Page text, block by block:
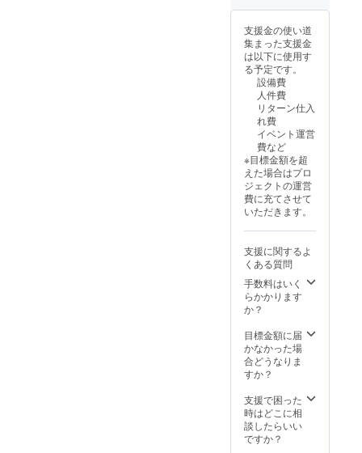
なりま
すの
で、提
供時期
は配布
物の場
合とし
ており
ます）
【お名
前掲載
の詳
細】 ・
掲載期
間：収
録媒体
が存続
する限
りス
タッフ
ロール
に掲載
されま
法：お
名前の
文字の
フロー
ルに横2
列・普
通サイ
場版・
Ⅰ」
追加ス
タッフ
ロール
にお名
前掲載
・実録
ゲーム
「ファ
イナル
リクエ
スト
ワール
ドツ
アー大
阪編」
にモブ
キャラ
として
登場！
（お
名前も
（当日
イベン
トにご
ない場
合に
も、
「ファ
特製CD
（群
馬県か
ら来た
少女
特別体
験版
収録予
定）
（主題
歌
「勇者
ふたた
び」
別テイ
ク版収
録予
定） ・
イナル
リクエ
スト劇
場版・
タッフ
ロール
にお名
ゲーム
「ファ
イナル
リクエ
「ファ
リクエ
スト
ワール
ドツ
アー大
阪編」
Web配
録ゲー
ム
「ファ
イナル
リクエ
スト
ワール
ドツ
阪編」
特製CD
（群
馬県か
ら来た
特別体
験版
収録予
定）
歌
「勇者
ふたた
び」
支援金の使い道
集まった支援金
は以下に使用す
る予定です。
設備費
人件費
リターン仕入
れ費
イベント運営
費など
※目標金額を超
えた場合はプロ
ジェクトの運営
費に充てさせて
いただきます。
支援に関するよ
くある質問
手数料はいく
らかかります
か？
目標金額に届
かなかった場
合どうなりま
すか？
支援で困った
時はどこに相
談したらいい
ですか？